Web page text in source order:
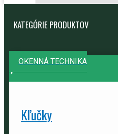
KATEGÓRIE PRODUKTOV
OKENNÁ TECHNIKA
Kľučky